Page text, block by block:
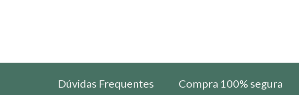
Dúvidas Frequentes Compra 100% segura